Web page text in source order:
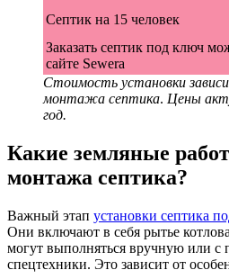
Септик на 15 человек
Заказать септик под ключ
сайте Sewera
Стоимость установки
монтажа септика. Цены
год.
Какие земляные
монтажа септика?
Важный этап установки септика
Они включают в себя рытье
могут выполняться вручную или с
спецтехники. Это зависит от